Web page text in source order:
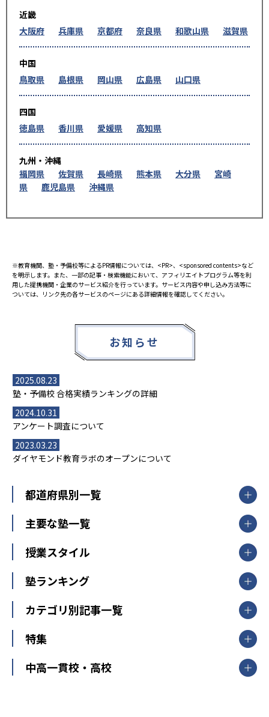
近畿
大阪府
兵庫県 京都府 奈良県 和歌山県 滋賀県
中国
鳥取県
島根県 岡山県 広島県 山口県
四国
徳島県
香川県 愛媛県 高知県
九州・沖縄
福岡県
佐賀県 長崎県 熊本県 大分県
宮崎
県
鹿児島県 沖縄県
※教育機関、塾・予備校等によるPR情報については、<PR>、<sponsored contents>など
を明示します。また、一部の記事・検索機能において、アフィリエイトプログラム等を利
用した提携機関・企業のサービス紹介を行っています。サービス内容や申し込み方法等に
ついては、リンク先の各サービスのページにある詳細情報を確認してください。
お知らせ
2025.08.23
塾・予備校 合格実績ランキングの詳細
2024.10.31
アンケート調査について
2023.03.23
ダイヤモンド教育ラボのオープンについて
都道府県別一覧
北海道・東北
山形県
福島県
関東
東京都
神奈川県
茨城県
栃木県
群馬県
新潟県
中部
愛知県
静岡県
長野県
主要な塾一覧
【掲載塾一覧を見る】
東京個別指導学院
明光義塾
個別教室のトライ
武田塾
授業スタイル
個別指導
オンライン指導
塾ランキング
中学受験ランキング
カテゴリ別記事一覧
中学受験
大学受験
特集
開成番長直伝！子どもの受験を成功させる方法
中高一貫校・高校